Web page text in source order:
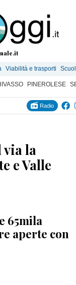
Viabilità e trasporti
PINEROLESE
Radio
via la
e Valle
65mila
aperte con